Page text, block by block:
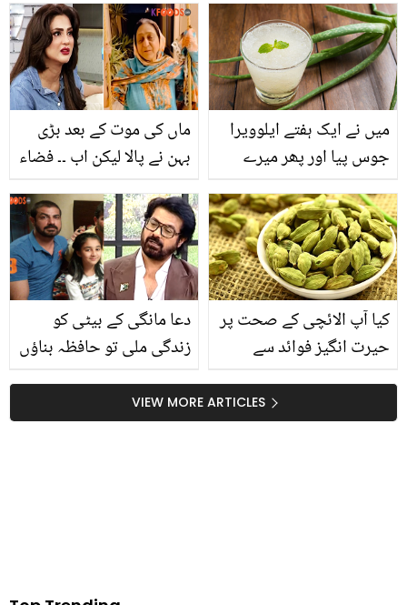
شوہر کے بارے میں کیا کہہ
دیا؟
مشہور ہوجائے گی
ماں کی موت کے بعد بڑی
بہن نے پالا لیکن اب ۔۔ فضاء
کے لیے دُعا کیوں کروانا
شروع کردی؟
میں نے ایک ہفتے ایلوویرا
جوس پیا اور پھر میرے
کے ایسے فوائد جس کےبعد
آپ بھی اس کا پودا خریدنے
پر مجبور ہوجائیں گے!
دعا مانگی کے بیٹی کو
زندگی ملی تو حافظہ بناؤں
کیا معجزہ پیش آیا جس نے
ان کی زندگی بدل دی؟
کیا آپ الائچی کے صحت پر
حیرت انگیز فوائد سے
کے چند ایسے جادوئی فوائد
اور استعمال جو کر دیں آپ
VIEW MORE ARTICLES